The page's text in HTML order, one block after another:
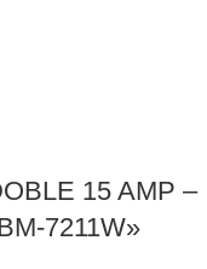
15 AMP –
7211W»